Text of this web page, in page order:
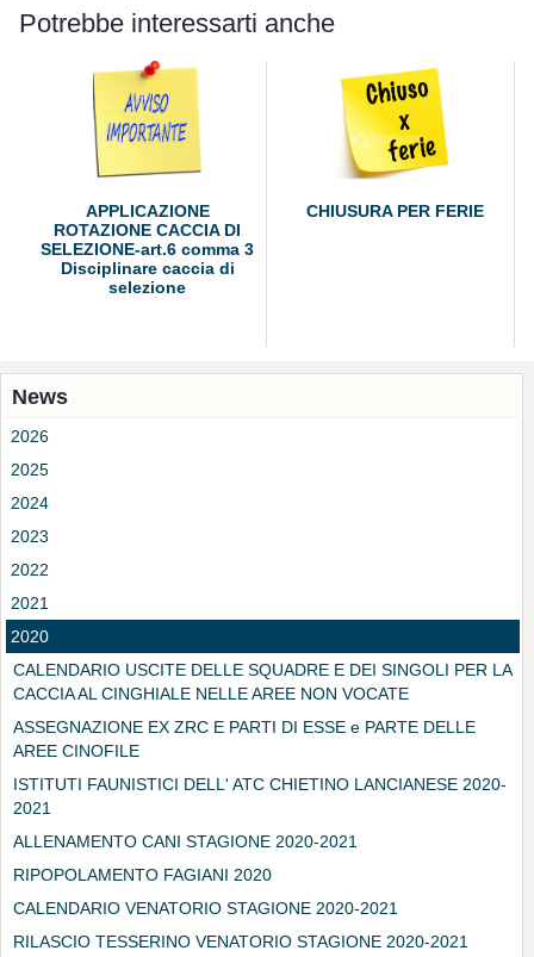
Potrebbe interessarti anche
APPLICAZIONE
ROTAZIONE CACCIA DI
SELEZIONE-art.6 comma 3
Disciplinare caccia di
selezione
CHIUSURA PER FERIE
News
2026
2025
2024
2023
2022
2021
2020
CALENDARIO USCITE DELLE SQUADRE E DEI SINGOLI PER LA
CACCIA AL CINGHIALE NELLE AREE NON VOCATE
ASSEGNAZIONE EX ZRC E PARTI DI ESSE e PARTE DELLE
AREE CINOFILE
ISTITUTI FAUNISTICI DELL' ATC CHIETINO LANCIANESE 2020-
2021
ALLENAMENTO CANI STAGIONE 2020-2021
RIPOPOLAMENTO FAGIANI 2020
CALENDARIO VENATORIO STAGIONE 2020-2021
RILASCIO TESSERINO VENATORIO STAGIONE 2020-2021